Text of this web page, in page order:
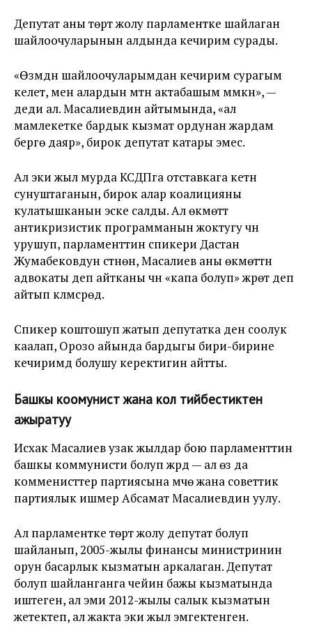
Депутат аны төрт жолу парламентке шайлаган
шайлоочуларынын алдында кечирим сурады.
«Өзүмдүн шайлоочуларымдан кечирим сурагым
келет, мен алардын үмүтүн актабашым мүмкүн», —
деди ал. Масалиевдин айтымында, «ал
мамлекетке бардык кызмат ордунан жардам
берүүгө даяр», бирок депутат катары эмес.
Ал эки жыл мурда КСДПга отставкага кетүүнү
сунуштаганын, бирок алар коалицияны
кулатышканын эске салды. Ал өкмөттү
антикризистик программанын жоктугу үчүн
урушуп, парламенттин спикери Дастан
Жумабековдун үстүнөн, Масалиев аны өкмөттүн
адвокаты деп айтканы үчүн «капа болуп» жүрөт деп
айтып күлүмсүрөдү.
Спикер коштошуп жатып депутатка ден соолук
каалап, Орозо айында бардыгы бири-бирине
кечиримдүү болушу керектигин айтты.
Башкы коомунист жана кол тийбестиктен
ажыратуу
Исхак Масалиев узак жылдар бою парламенттин
башкы коммунисти болуп жүрдү — ал өзү да
комменисттер партиясына мүчө жана советтик
партиялык ишмер Абсамат Масалиевдин уулу.
Ал парламентке төрт жолу депутат болуп
шайланып, 2005-жылы финансы министринин
орун басарлык кызматын аркалаган. Депутат
болуп шайланганга чейин бажы кызматында
иштеген, ал эми 2012-жылы салык кызматын
жетектеп, ал жакта эки жыл эмгектенген.